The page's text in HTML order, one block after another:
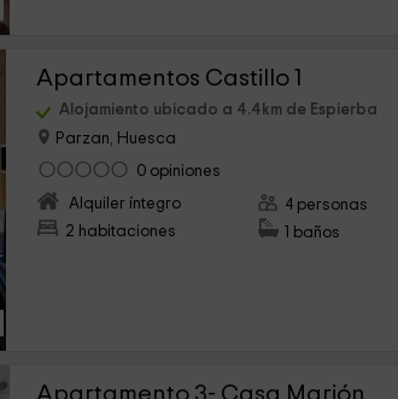
Apartamentos Castillo 1
Alojamiento ubicado a 4.4km de Espierba
Parzan, Huesca
0 opiniones
Alquiler íntegro
2 habitaciones
4 personas
1 baños
Apartamento 3- Casa Marión